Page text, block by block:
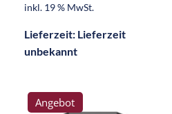
inkl. 19 % MwSt.
Lieferzeit: Lieferzeit
unbekannt
Angebot